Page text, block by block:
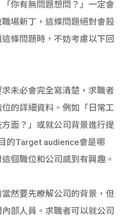
你有無問題想問？」一定會
場新丁，這條問題絕對會殺
條問題時，不妨考慮以下回
未必會完全寫清楚，求職者
的詳細資料。例如「日常工
面？」或就公司背景進行提
的Target audience會是哪
個職位和公司感到有興趣。
然要先暸解公司的背景，但
部人員。求職者可以就公司